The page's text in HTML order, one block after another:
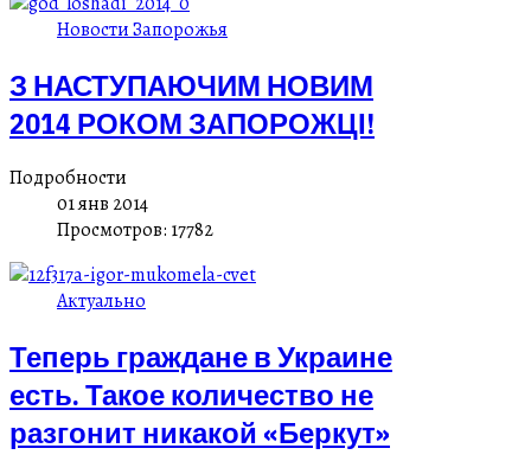
Новости Запорожья
З НАСТУПАЮЧИМ НОВИМ
2014 РОКОМ ЗАПОРОЖЦІ!
Подробности
01 янв 2014
Просмотров: 17782
Актуально
Теперь граждане в Украине
есть. Такое количество не
разгонит никакой «Беркут»